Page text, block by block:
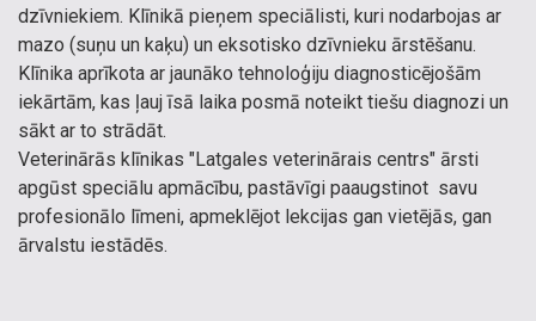
dzīvniekiem. Klīnikā pieņem speciālisti, kuri nodarbojas ar
mazo (suņu un kaķu) un eksotisko dzīvnieku ārstēšanu.
Klīnika aprīkota ar jaunāko tehnoloģiju diagnosticējošām
iekārtām, kas ļauj īsā laika posmā noteikt tiešu diagnozi un
sākt ar to strādāt.
Veterinārās klīnikas "Latgales veterinārais centrs" ārsti
apgūst speciālu apmācību, pastāvīgi paaugstinot savu
profesionālo līmeni, apmeklējot lekcijas gan vietējās, gan
ārvalstu iestādēs.